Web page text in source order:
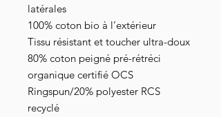
latérales
100% coton bio à l’extérieur
Tissu résistant et toucher ultra-doux
80% coton peigné pré-rétréci
organique certifié OCS
Ringspun/20% polyester RCS
recyclé